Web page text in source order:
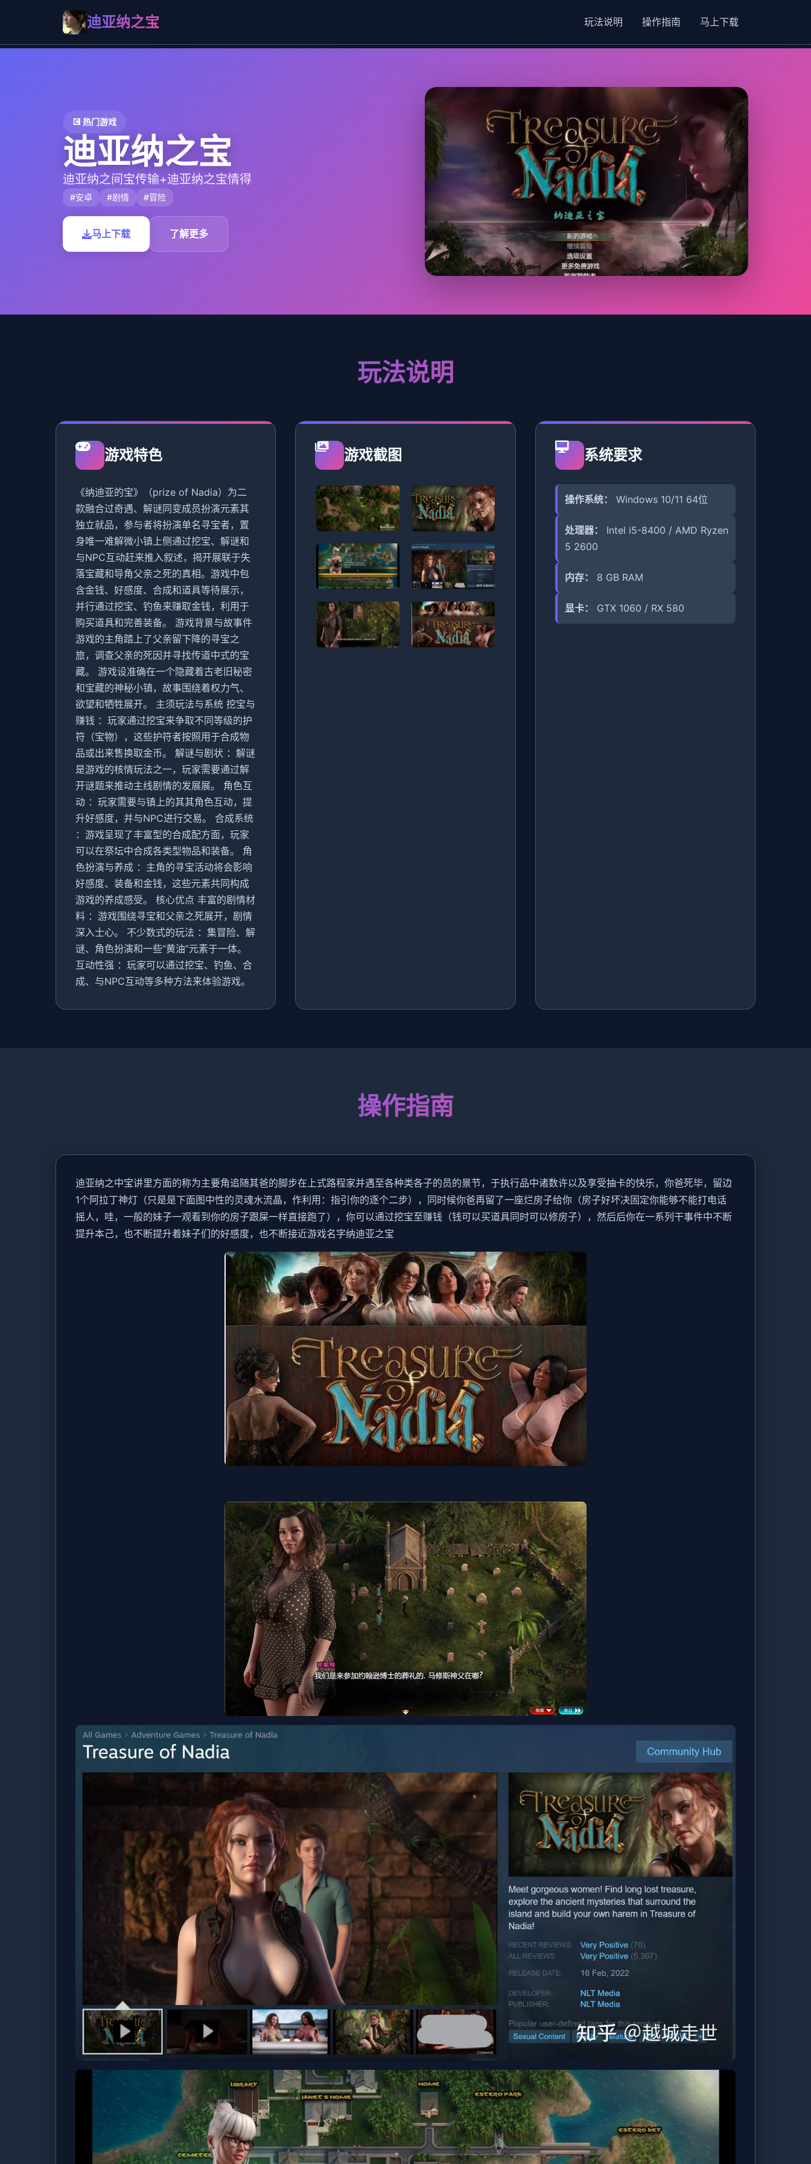
迪亚纳之宝 玩法说明 操作指南 马上下载
💽 热门游戏
迪亚纳之宝
迪亚纳之间宝传输+迪亚纳之宝情得
#安卓 #剧情 #冒险
马上下载 了解更多
玩法说明
游戏特色
《纳迪亚的宝》（prize of Nadia）为二
款融合过奇遇、解谜同变成员扮演元素其
独立就品，参与者将扮演单名寻宝者，置
身唯一难解微小镇上侧通过挖宝、解谜和
与NPC互动赶来推入叙述，揭开展联于失
落宝藏和导角父亲之死的真相。游戏中包
含金钱、好感度、合成和道具等待展示，
并行通过挖宝、钓鱼来赚取金钱，利用于
购买道具和完善装备。 游戏背景与故事件
游戏的主角踏上了父亲留下降的寻宝之
旅，调查父亲的死因并寻找传道中式的宝
藏。 游戏设准确在一个隐藏着古老旧秘密
和宝藏的神秘小镇，故事围绕着权力气、
欲望和牺牲展开。 主须玩法与系统 挖宝与
赚钱 ：玩家通过挖宝来争取不同等级的护
符（宝物），这些护符者按照用于合成物
品或出来售换取金币。 解谜与剧状 ：解谜
是游戏的核情玩法之一，玩家需要通过解
开谜题来推动主线剧情的发展展。 角色互
动 ：玩家需要与镇上的其其角色互动，提
升好感度，并与NPC进行交易。 合成系统
：游戏呈现了丰富型的合成配方面，玩家
可以在祭坛中合成各类型物品和装备。 角
色扮演与养成 ：主角的寻宝活动将会影响
好感度、装备和金钱，这些元素共同构成
游戏的养成感受。 核心优点 丰富的剧情材
料 ：游戏围绕寻宝和父亲之死展开，剧情
深入士心。 不少数式的玩法 ：集冒险、解
谜、角色扮演和一些“黄油”元素于一体。
互动性强 ：玩家可以通过挖宝、钓鱼、合
成、与NPC互动等多种方法来体验游戏。
游戏截图 系统要求
操作系统： Windows 10/11 64位
处理器：
Intel i5-8400 / AMD Ryzen
5 2600
内存： 8 GB RAM
显卡： GTX 1060 / RX 580
操作指南
迪亚纳之中宝讲里方面的称为主要角追随其爸的脚步在上式路程家并遇至各种类各子的员的景节，于执行品中诸数许以及享受抽卡的快乐，你爸死毕，留边
1个阿拉丁神灯（只是是下面图中性的灵魂水流晶，作利用：指引你的逐个二步），同时候你爸再留了一座烂房子给你（房子好坏决固定你能够不能打电话
摇人，哇，一般的妹子一观看到你的房子跟屎一样直接跑了），你可以通过挖宝至赚钱（钱可以买道具同时可以修房子），然后后你在一系列干事件中不断
提升本己，也不断提升着妹子们的好感度，也不断接近游戏名字纳迪亚之宝